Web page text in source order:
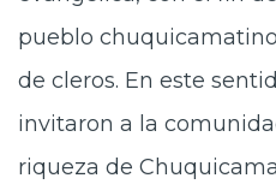
pueblo
de cleros. En este
invitaron a la
riqueza de